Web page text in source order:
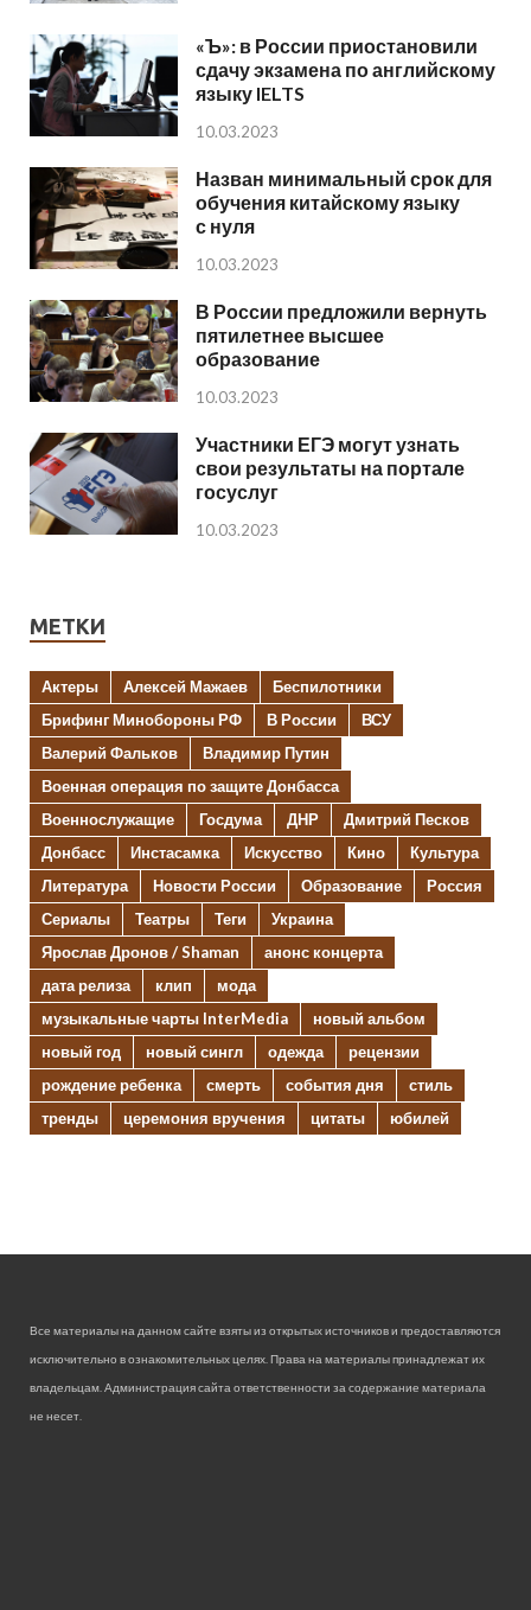
«Ъ»: в России приостановили
сдачу экзамена по английскому
языку IELTS
10.03.2023
Назван минимальный срок для
обучения китайскому языку
с нуля
10.03.2023
В России предложили вернуть
пятилетнее высшее
образование
10.03.2023
Участники ЕГЭ могут узнать
свои результаты на портале
госуслуг
10.03.2023
МЕТКИ
Актеры Алексей Мажаев
Беспилотники
Брифинг Минобороны РФ
В России
ВСУ
Валерий Фальков
Владимир Путин
Военная операция по защите Донбасса
Военнослужащие
Госдума ДНР
Дмитрий Песков
Донбасс
Инстасамка Искусство Кино
Культура
Литература
Новости России Образование
Россия
Сериалы
Театры Теги
Украина
Ярослав Дронов / Shaman
анонс концерта
дата релиза
клип
мода
музыкальные чарты InterMedia
новый альбом
новый год
новый сингл одежда
рецензии
рождение ребенка
смерть события дня
стиль
тренды
церемония вручения цитаты юбилей
Все материалы на данном сайте взяты из открытых источников и предоставляются
исключительно в ознакомительных целях. Права на материалы принадлежат их
владельцам. Администрация сайта ответственности за содержание материала
не несет.